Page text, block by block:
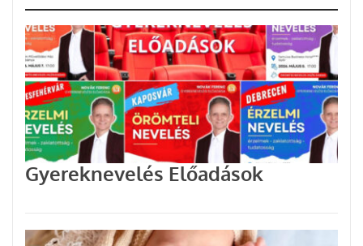
Gyereknevelés Előadások